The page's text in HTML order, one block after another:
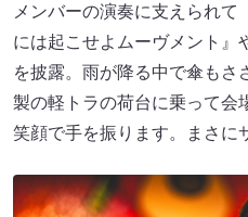
メンバーの演奏に支えられて
には起こせよムーヴメント』
を披露。雨が降る中で傘もさ
製の軽トラの荷台に乗って会
笑顔で手を振ります。まさに